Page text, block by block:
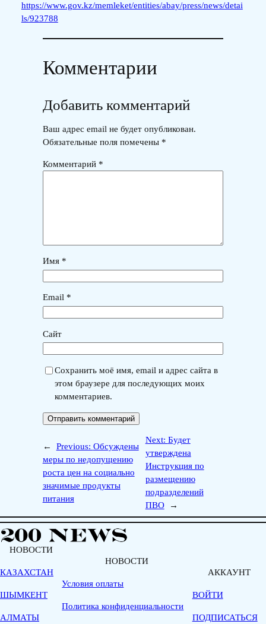
https://www.gov.kz/memleket/entities/abay/press/news/detai
ls/923788
Комментарии
Добавить комментарий
Ваш адрес email не будет опубликован.
Обязательные поля помечены *
Комментарий *
Имя *
Email *
Сайт
Сохранить моё имя, email и адрес сайта в
этом браузере для последующих моих
комментариев.
← Previous: Обсуждены
меры по недопущению
роста цен на социально
значимые продукты
питания
Next: Будет
утверждена
Инструкция по
размещению
подразделений
ПВО
→
НОВОСТИ
КАЗАХСТАН
ШЫМКЕНТ
АЛМАТЫ
НОВОСТИ
Условия оплаты
Политика конфиденциальности
АККАУНТ
ВОЙТИ
ПОДПИСАТЬСЯ